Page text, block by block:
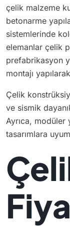
çelik malzeme
betonarme
sistemlerinde
elemanlar çelik
prefabrikasyon
montajı
Çelik
ve sismik
Ayrıca, modüler
tasarımlara